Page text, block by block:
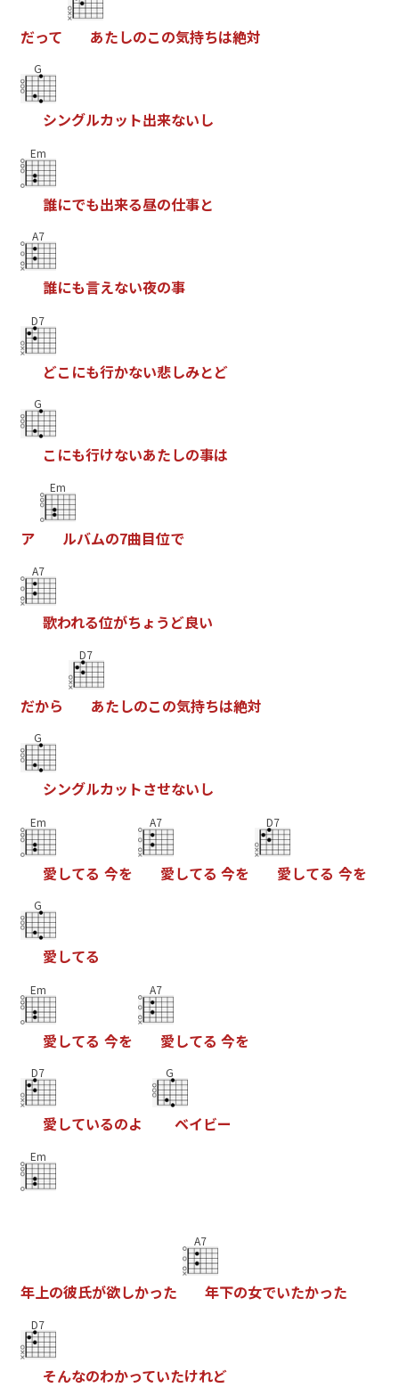
だって あたしのこの気持ちは絶対
G
シングルカッ ト出来ないし
Em
誰にでも出来る昼の仕事と
A7
誰にも言えない夜の事
D7
どこ にも行かない悲しみとど
G
こ にも行けないあたしの事は
ア
Em
ルバムの7曲目位で
A7
歌われる位がちょ う ど良い
だから
D7
あたしのこの気持ちは絶対
G
シングルカッ トさせないし
Em
愛してる 今を
A7
愛してる 今を
D7
愛してる 今を
G
愛してる
Em
愛してる 今を
A7
愛してる 今を
D7
愛しているのよ
G
ベイビー
Em
年上の彼氏が欲しかった
A7
年下の女でいたかった
D7
そんなのわかっていたけれど